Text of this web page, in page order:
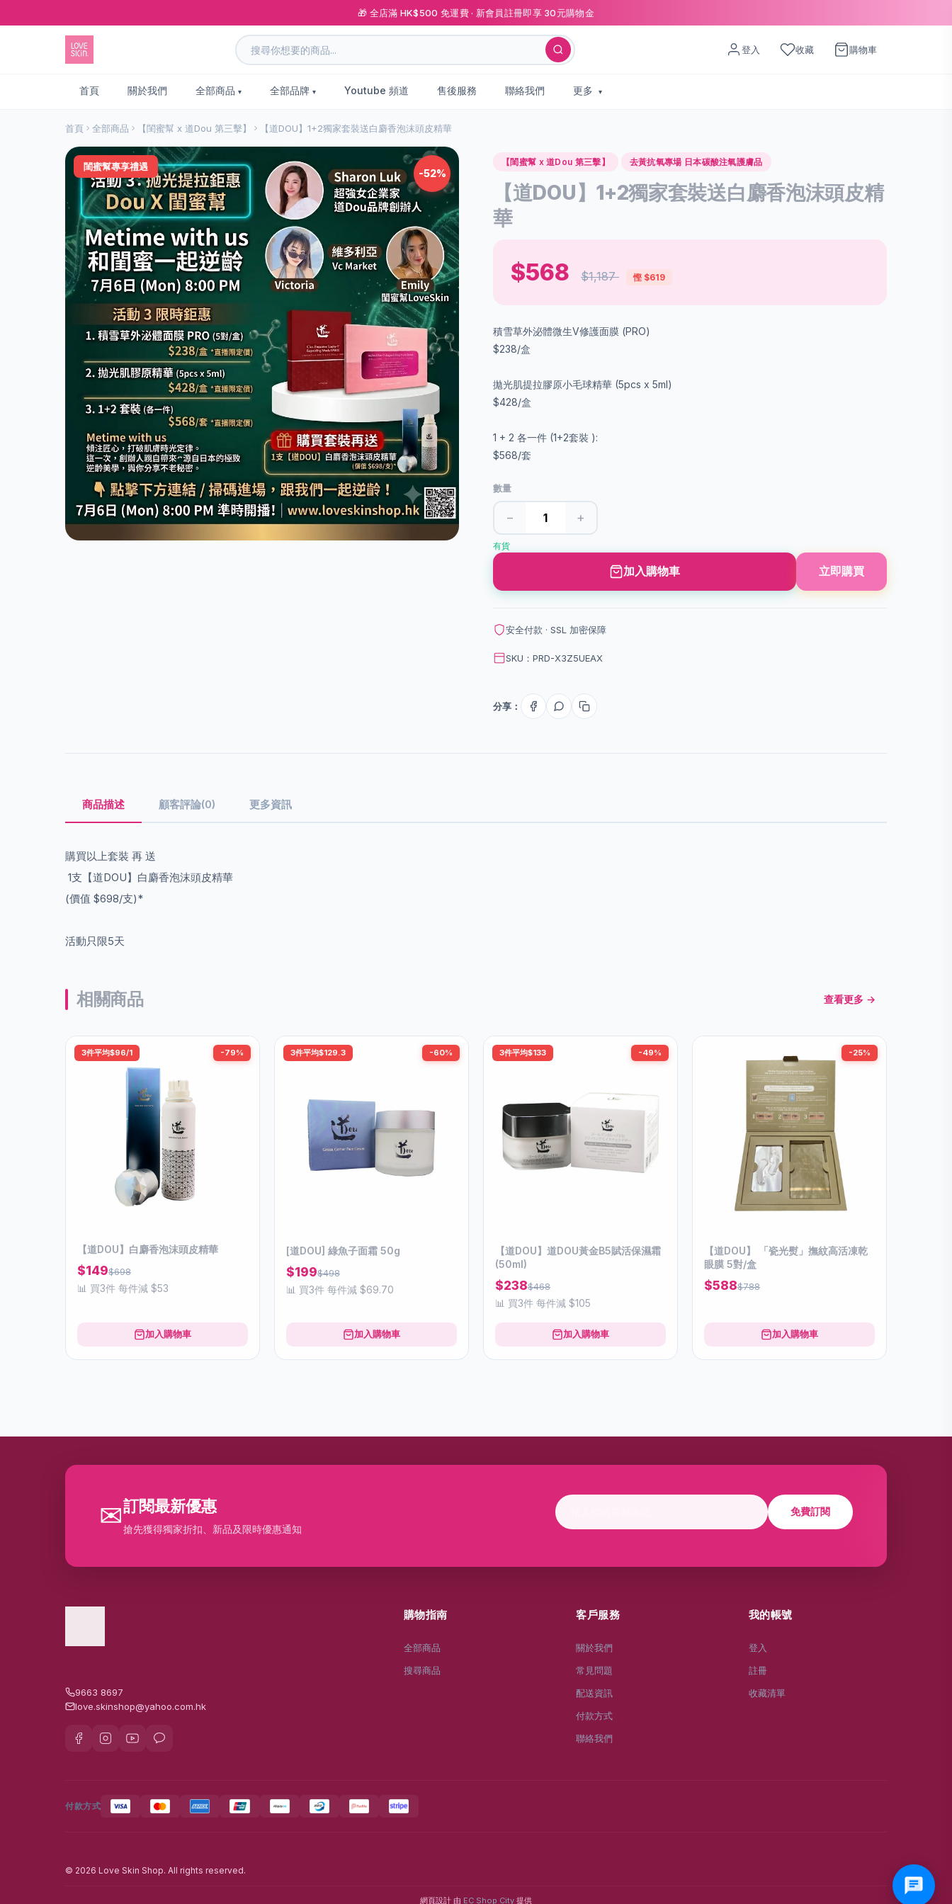
🎁 全店滿 HK$500 免運費 · 新會員註冊即享 30元購物金
登入 收藏 購物車
首頁 關於我們 全部商品 全部品牌 Youtube 頻道 售後服務 聯絡我們 更多
首頁 全部商品 【閨蜜幫 x 道Dou 第三擊】 【道DOU】1+2獨家套裝送白麝香泡沫頭皮精華
-52%
閨蜜幫專享禮遇 【閨蜜幫 x 道Dou 第三擊】 去黃抗氧專場 日本碳酸注氧護膚品
【道DOU】1+2獨家套裝送白麝香泡沫頭皮精
華
$568 $1,187 慳 $619
積雪草外泌體微生V修護面膜 (PRO)
$238/盒
拋光肌提拉膠原小毛球精華 (5pcs x 5ml)
$428/盒
1 + 2 各一件 (1+2套裝 ):
$568/套
數量
− +
有貨
加入購物車 立即購買
安全付款 · SSL 加密保障
SKU：PRD-X3Z5UEAX
分享：
商品描述 顧客評論(0) 更多資訊
購買以上套裝 再 送
1支【道DOU】白麝香泡沫頭皮精華
(價值 $698/支)*
活動只限5天
相關商品 查看更多 →
3件平均$96/1 -79%
【道DOU】白麝香泡沫頭皮精華
$149$698
📊 買3件 每件減 $53
加入購物車
3件平均$129.3 -60%
[道DOU] 綠魚子面霜 50g
$199$498
📊 買3件 每件減 $69.70
加入購物車
3件平均$133 -49%
【道DOU】道DOU黃金B5賦活保濕霜
(50ml)
$238$468
📊 買3件 每件減 $105
加入購物車
-25%
【道DOU】 「瓷光熨」撫紋高活凍乾
眼膜 5對/盒
$588$788
加入購物車
✉訂閱最新優惠
搶先獲得獨家折扣、新品及限時優惠通知
免費訂閱
9663 8697
love.skinshop@yahoo.com.hk
購物指南
全部商品
搜尋商品
客戶服務
關於我們
常見問題
配送資訊
付款方式
聯絡我們
我的帳號
登入
註冊
收藏清單
付款方式
© 2026 Love Skin Shop. All rights reserved.
網頁設計 由 EC Shop City 提供